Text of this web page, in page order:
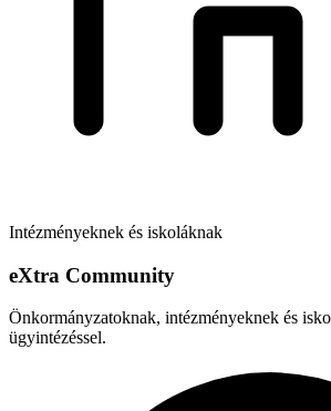
Intézményeknek és iskoláknak
eXtra Community
Önkormányzatoknak, intézményeknek és
ügyintézéssel.